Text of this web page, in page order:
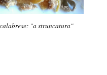
"a struncatura"